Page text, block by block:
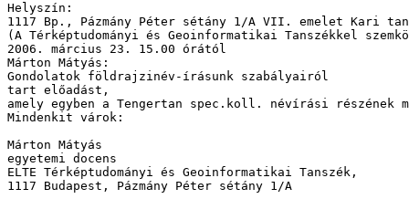
Helyszín:
1117 Bp., Pázmány Péter sétány 1/A VII. emelet Kari
(A Térképtudományi és Geoinformatikai Tanszékkel
2006. március 23. 15.00 órától
Márton Mátyás:
Gondolatok földrajzinév-írásunk szabályairól
tart előadást,
amely egyben a Tengertan spec.koll. névírási részének
Mindenkit várok:
Márton Mátyás
egyetemi docens
ELTE Térképtudományi és Geoinformatikai Tanszék,
1117 Budapest, Pázmány Péter sétány 1/A